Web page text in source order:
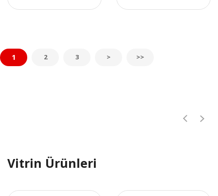
1 2 3 > >>
Vitrin Ürünleri